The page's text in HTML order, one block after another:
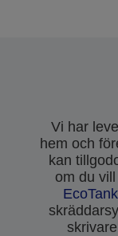
Vi har
hem och
kan
om du